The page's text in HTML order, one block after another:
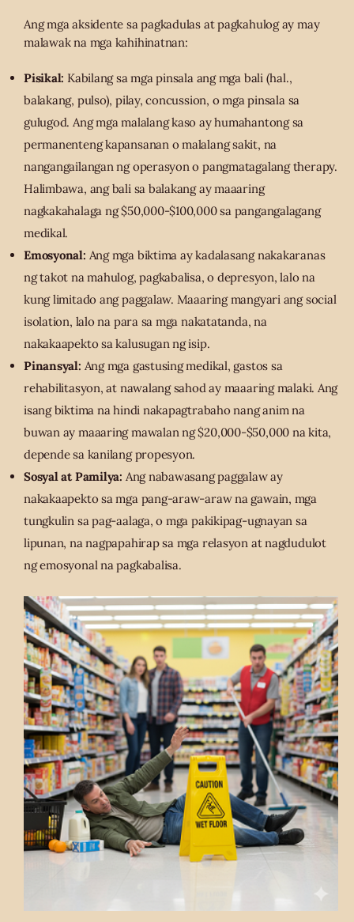
Ang mga aksidente sa pagkadulas at pagkahulog ay may
malawak na mga kahihinatnan:
Pisikal: Kabilang sa mga pinsala ang mga bali (hal.,
balakang, pulso), pilay, concussion, o mga pinsala sa
gulugod. Ang mga malalang kaso ay humahantong sa
permanenteng kapansanan o malalang sakit, na
nangangailangan ng operasyon o pangmatagalang therapy.
Halimbawa, ang bali sa balakang ay maaaring
nagkakahalaga ng $50,000-$100,000 sa pangangalagang
medikal.
Emosyonal: Ang mga biktima ay kadalasang nakakaranas
ng takot na mahulog, pagkabalisa, o depresyon, lalo na
kung limitado ang paggalaw. Maaaring mangyari ang social
isolation, lalo na para sa mga nakatatanda, na
nakakaapekto sa kalusugan ng isip.
Pinansyal: Ang mga gastusing medikal, gastos sa
rehabilitasyon, at nawalang sahod ay maaaring malaki. Ang
isang biktima na hindi nakapagtrabaho nang anim na
buwan ay maaaring mawalan ng $20,000-$50,000 na kita,
depende sa kanilang propesyon.
Sosyal at Pamilya: Ang nabawasang paggalaw ay
nakakaapekto sa mga pang-araw-araw na gawain, mga
tungkulin sa pag-aalaga, o mga pakikipag-ugnayan sa
lipunan, na nagpapahirap sa mga relasyon at nagdudulot
ng emosyonal na pagkabalisa.